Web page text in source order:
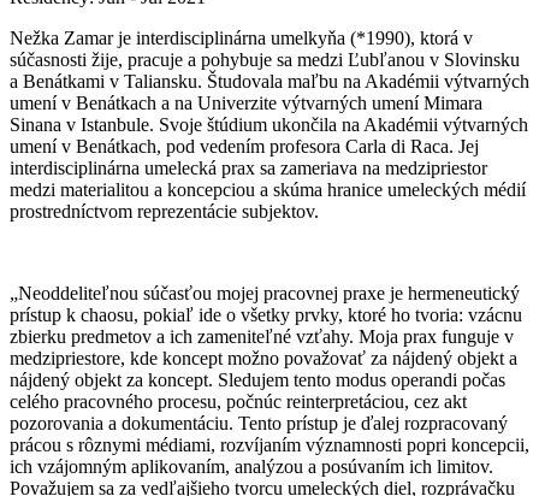
Nežka Zamar je interdisciplinárna umelkyňa (*1990), ktorá v
súčasnosti žije, pracuje a pohybuje sa medzi Ľubľanou v Slovinsku
a Benátkami v Taliansku. Študovala maľbu na Akadémii výtvarných
umení v Benátkach a na Univerzite výtvarných umení Mimara
Sinana v Istanbule. Svoje štúdium ukončila na Akadémii výtvarných
umení v Benátkach, pod vedením profesora Carla di Raca. Jej
interdisciplinárna umelecká prax sa zameriava na medzipriestor
medzi materialitou a koncepciou a skúma hranice umeleckých médií
prostredníctvom reprezentácie subjektov.
„Neoddeliteľnou súčasťou mojej pracovnej praxe je hermeneutický
prístup k chaosu, pokiaľ ide o všetky prvky, ktoré ho tvoria: vzácnu
zbierku predmetov a ich zameniteľné vzťahy. Moja prax funguje v
medzipriestore, kde koncept možno považovať za nájdený objekt a
nájdený objekt za koncept. Sledujem tento modus operandi počas
celého pracovného procesu, počnúc reinterpretáciou, cez akt
pozorovania a dokumentáciu. Tento prístup je ďalej rozpracovaný
prácou s rôznymi médiami, rozvíjaním významnosti popri koncepcii,
ich vzájomným aplikovaním, analýzou a posúvaním ich limitov.
Považujem sa za vedľajšieho tvorcu umeleckých diel, rozprávačku